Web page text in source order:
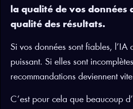
la qualité de vos données
qualité des résultats.
Si vos données sont fiables, l’IA
puissant. Si elles sont
recommandations deviennent
C’est pour cela que beaucoup